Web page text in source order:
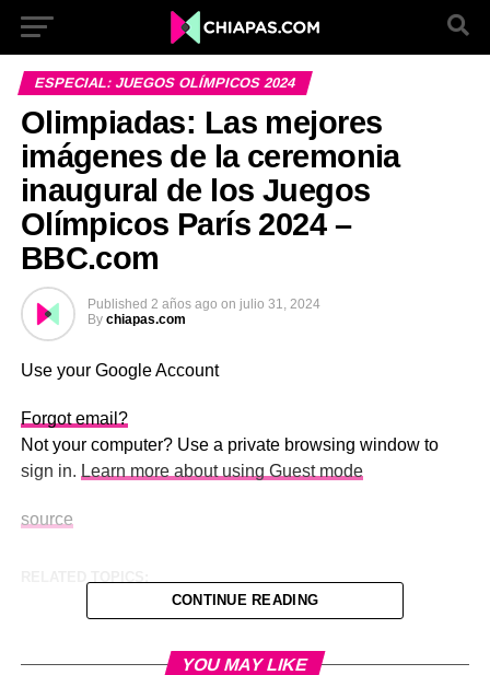
ESPECIAL: JUEGOS OLÍMPICOS 2024
Olimpiadas: Las mejores
imágenes de la ceremonia
inaugural de los Juegos
Olímpicos París 2024 –
BBC.com
Published 2 años ago on julio 31, 2024
By chiapas.com
Use your Google Account
Forgot email?
Not your computer? Use a private browsing window to
sign in. Learn more about using Guest mode
source
CONTINUE READING
YOU MAY LIKE
Ir a la versión móvil